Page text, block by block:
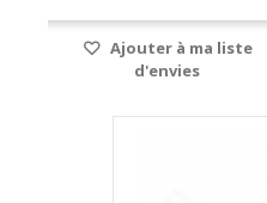
Ajouter à ma liste
d'envies